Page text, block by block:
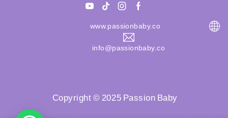
www.passionbaby.co
info@passionbaby.co
Copyright © 2025 Passion Baby